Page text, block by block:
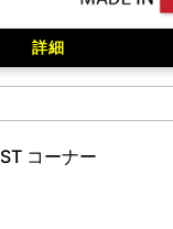
詳細
ST コーナー